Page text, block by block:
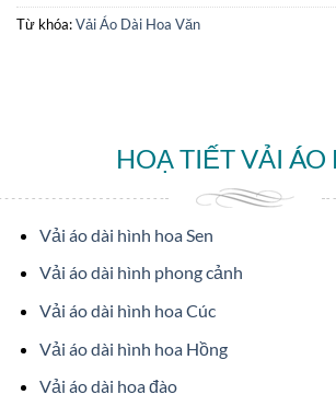
Từ khóa:Vải Áo Dài Hoa Văn
HOẠ TIẾT VẢI ÁO
Vải áo dài hình hoa Sen
Vải áo dài hình phong cảnh
Vải áo dài hình hoa Cúc
Vải áo dài hình hoa Hồng
Vải áo dài hoa đào